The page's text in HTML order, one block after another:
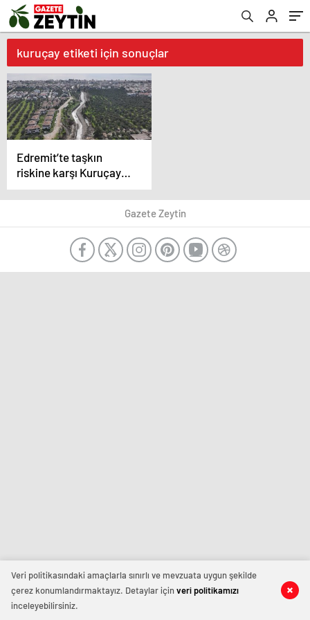
kuruçay etiketi için sonuçlar
Edremit’te taşkın
riskine karşı Kuruçay
Deresi projesinde
çalışmalar sürüyor
Gazete Zeytin
Veri politikasındaki amaçlarla sınırlı ve mevzuata uygun şekilde
çerez konumlandırmaktayız. Detaylar içinveri politikamızı
inceleyebilirsiniz.